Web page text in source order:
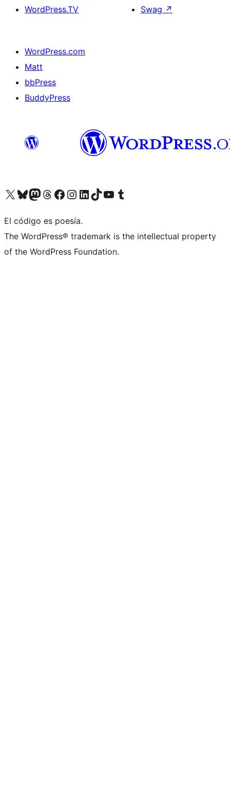
WordPress.TV
Swag ↗
WordPress.com
Matt
bbPress
BuddyPress
Visit our X (formerly Twitter) account
Visit our Bluesky account
Visita nuestra cuenta de Twitter
Visit our Threads account
Visita nuestra página de Facebook
Visite nuestra cuenta de Instagram
Visit our LinkedIn account
Visit our TikTok account
Visit our YouTube channel
Visit our Tumblr account
El código es poesía.
The WordPress® trademark is the intellectual property
of the WordPress Foundation.